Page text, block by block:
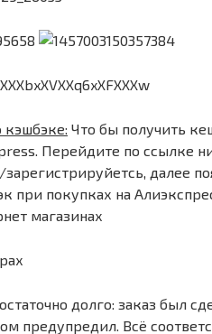
кэшбэке: Что бы получить
Перейдите по ссылке
далее
при покупках на
магазинах
долго: заказ был
предупредил. Всё